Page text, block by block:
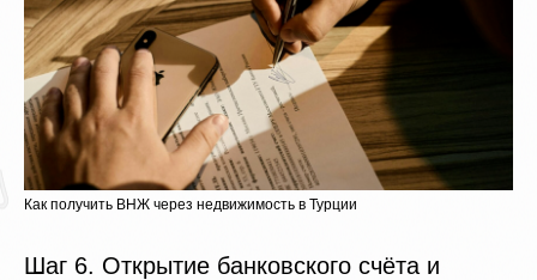
Как получить ВНЖ через недвижимость в Турции
Шаг 6. Открытие банковского счёта и